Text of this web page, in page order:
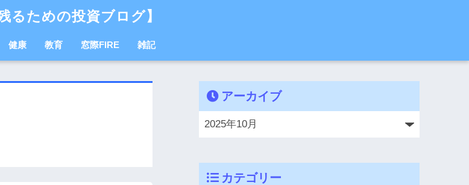
残るための投資ブログ】
健康 教育 窓際FIRE 雑記
アーカイブ
カテゴリー